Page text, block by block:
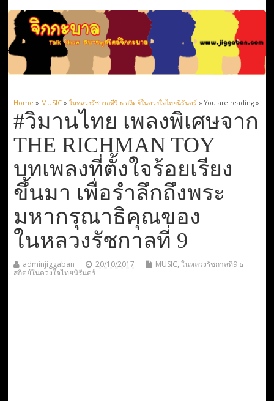
Home » MUSIC» ในหลวงรัชกาลที่9 ธ สถิตย์ในดวงใจไทยนิรันดร์» You are reading »
#วิมานไทย เพลงพิเศษจาก
THE RICHMAN TOY
บทเพลงที่ตั้งใจร้อยเรียง
ขึ้นมา เพื่อรำลึกถึงพระ
มหากรุณาธิคุณของ
ในหลวงรัชกาลที่ 9
adminjiggaban 20/10/2017 MUSIC, ในหลวงรัชกาลที่9 ธ
สถิตย์ในดวงใจไทยนิรันดร์